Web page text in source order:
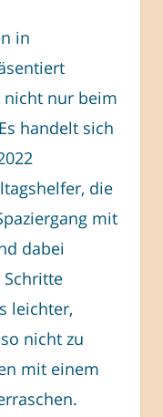
in
nicht nur beim
handelt sich
die
mit
dabei
leichter,
nicht zu
mit einem